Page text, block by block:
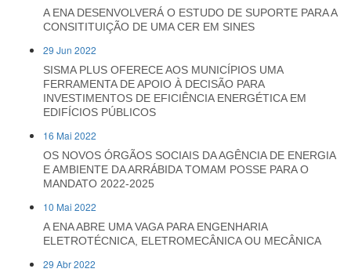
A ENA DESENVOLVERÁ O ESTUDO DE SUPORTE PARA A
CONSITITUIÇÃO DE UMA CER EM SINES
29 Jun 2022
SISMA PLUS OFERECE AOS MUNICÍPIOS UMA
FERRAMENTA DE APOIO À DECISÃO PARA
INVESTIMENTOS DE EFICIÊNCIA ENERGÉTICA EM
EDIFÍCIOS PÚBLICOS
16 Mai 2022
OS NOVOS ÓRGÃOS SOCIAIS DA AGÊNCIA DE ENERGIA
E AMBIENTE DA ARRÁBIDA TOMAM POSSE PARA O
MANDATO 2022-2025
10 Mai 2022
A ENA ABRE UMA VAGA PARA ENGENHARIA
ELETROTÉCNICA, ELETROMECÂNICA OU MECÂNICA
29 Abr 2022